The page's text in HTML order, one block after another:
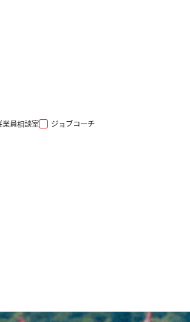
業員相談室 ジョブコーチ